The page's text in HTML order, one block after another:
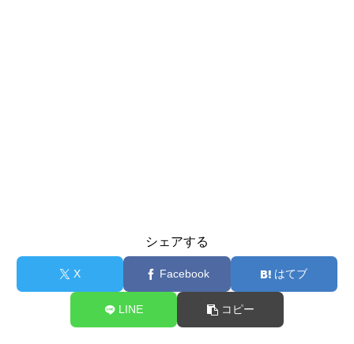
シェアする
X Facebook はてブ
LINE コピー